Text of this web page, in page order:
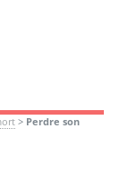
> Perdre son